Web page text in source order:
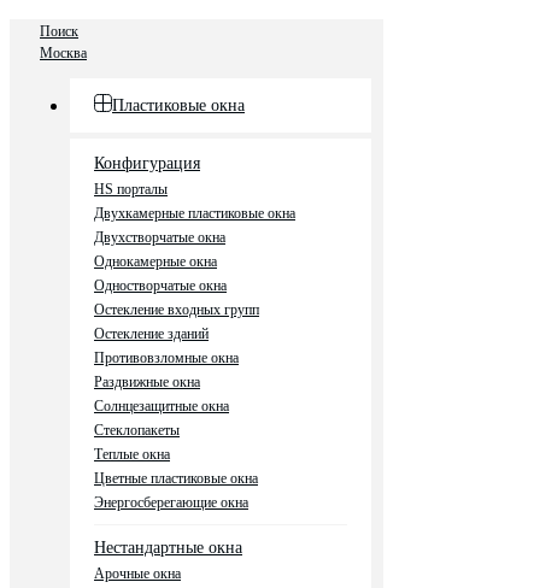
Поиск
Москва
Пластиковые окна
Конфигурация
HS порталы
Двухкамерные пластиковые окна
Двухстворчатые окна
Однокамерные окна
Одностворчатые окна
Остекление входных групп
Остекление зданий
Противовзломные окна
Раздвижные окна
Солнцезащитные окна
Стеклопакеты
Теплые окна
Цветные пластиковые окна
Энергосберегающие окна
Нестандартные окна
Арочные окна